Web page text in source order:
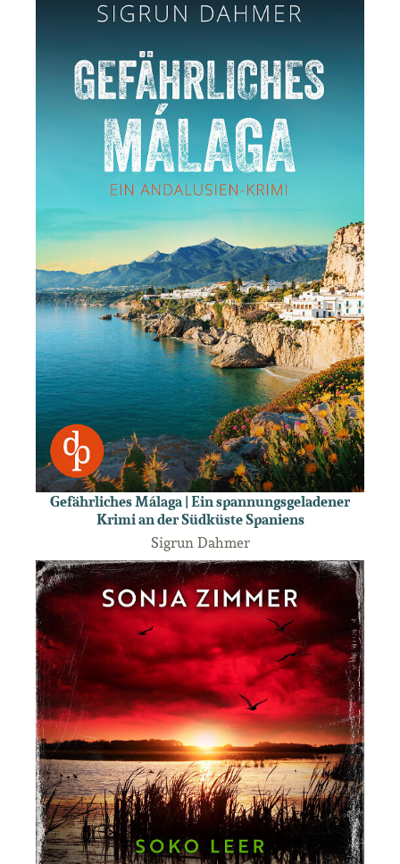
Gefährliches Málaga | Ein spannungsgeladener
Krimi an der Südküste Spaniens
Sigrun Dahmer